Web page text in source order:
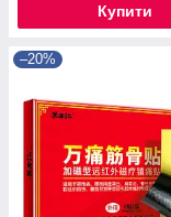
Купити
–20%